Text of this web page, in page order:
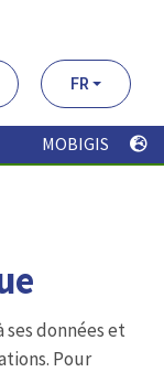
FR
MOBIGIS
ses données et
Pour